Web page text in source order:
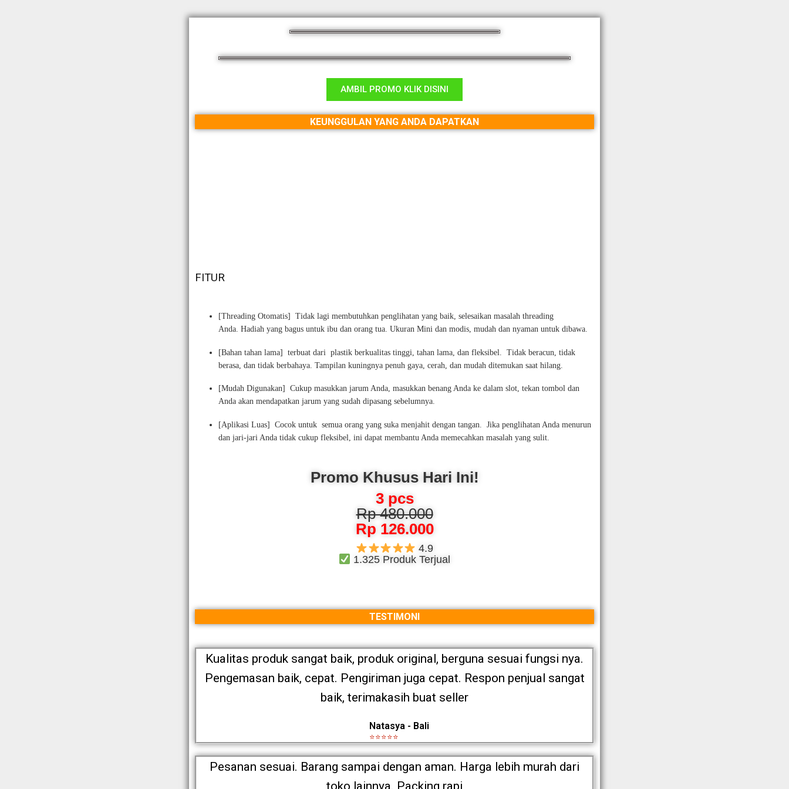
AMBIL PROMO KLIK DISINI
KEUNGGULAN YANG ANDA DAPATKAN
FITUR
[Threading Otomatis]
Tidak lagi membutuhkan penglihatan yang baik, selesaikan masalah threading
Anda. Hadiah yang bagus untuk ibu dan orang tua. Ukuran Mini dan modis, mudah dan nyaman untuk dibawa.
[Bahan tahan lama] terbuat dari plastik berkualitas tinggi, tahan lama, dan fleksibel.
Tidak beracun, tidak
berasa, dan tidak berbahaya. Tampilan kuningnya penuh gaya, cerah, dan mudah ditemukan saat hilang.
[Mudah Digunakan]
Cukup masukkan jarum Anda, masukkan benang Anda ke dalam slot, tekan tombol dan
Anda akan mendapatkan jarum yang sudah dipasang sebelumnya.
[Aplikasi Luas] Cocok untuk semua orang yang suka menjahit dengan tangan.
Jika penglihatan Anda menurun
dan jari-jari Anda tidak cukup fleksibel, ini dapat membantu Anda memecahkan masalah yang sulit.
Promo Khusus Hari Ini!
3 pcs
Rp 480.000
Rp 126.000
4.9
1.325 Produk Terjual
TESTIMONI
Kualitas produk sangat baik, produk original, berguna sesuai fungsi nya.
Pengemasan baik, cepat. Pengiriman juga cepat. Respon penjual sangat
baik, terimakasih buat seller
Natasya - Bali
⭐⭐⭐⭐⭐
Pesanan sesuai. Barang sampai dengan aman. Harga lebih murah dari
toko lainnya. Packing rapi